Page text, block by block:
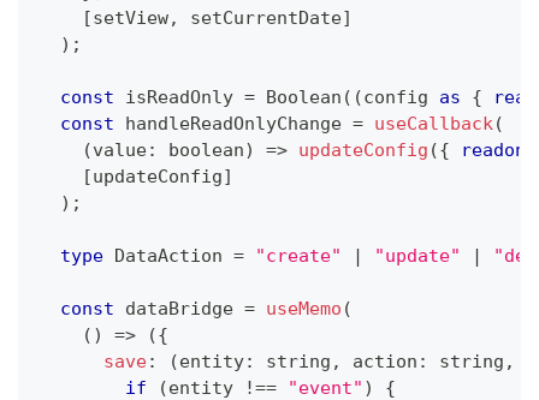
[setView, setCurrentDate]
) ;
const isReadOnly = Boolean ( (config as {
const handleReadOnlyChange = useCallback(
(value: boolean) => updateConfig ({
[updateConfig]
) ;
type DataAction = "create" | "update" |
const dataBridge = useMemo (
( ) => ({
save: (entity: string , action : string ,
if
(entity !== "event" )
{